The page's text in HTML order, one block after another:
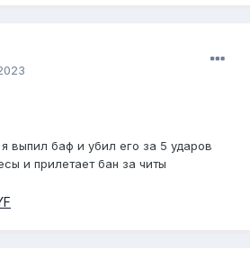
выпил баф и убил его за 5 ударов
и прилетает бан за читы